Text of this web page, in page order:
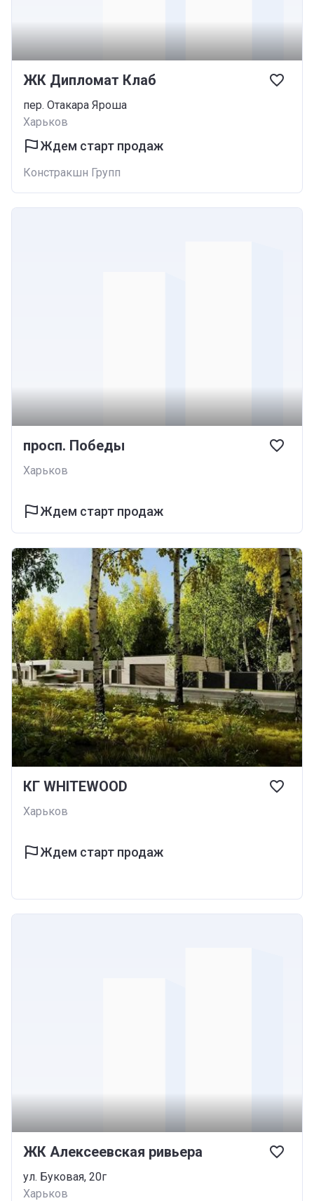
ЖК Дипломат Клаб
пер. Отакара Яроша
Харьков
Ждем старт продаж
Констракшн Групп
просп. Победы
Харьков
Ждем старт продаж
КГ WHITEWOOD
Харьков
Ждем старт продаж
ЖК Алексеевская ривьера
ул. Буковая, 20г
Харьков